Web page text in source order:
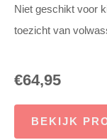
Niet geschikt voor
toezicht van
€64,95
BEKIJK